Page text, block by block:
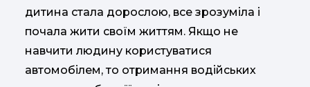
дитина стала дорослою, все зрозуміла і
почала жити своїм життям. Якщо не
навчити людину користуватися
автомобілем, то отримання водійських